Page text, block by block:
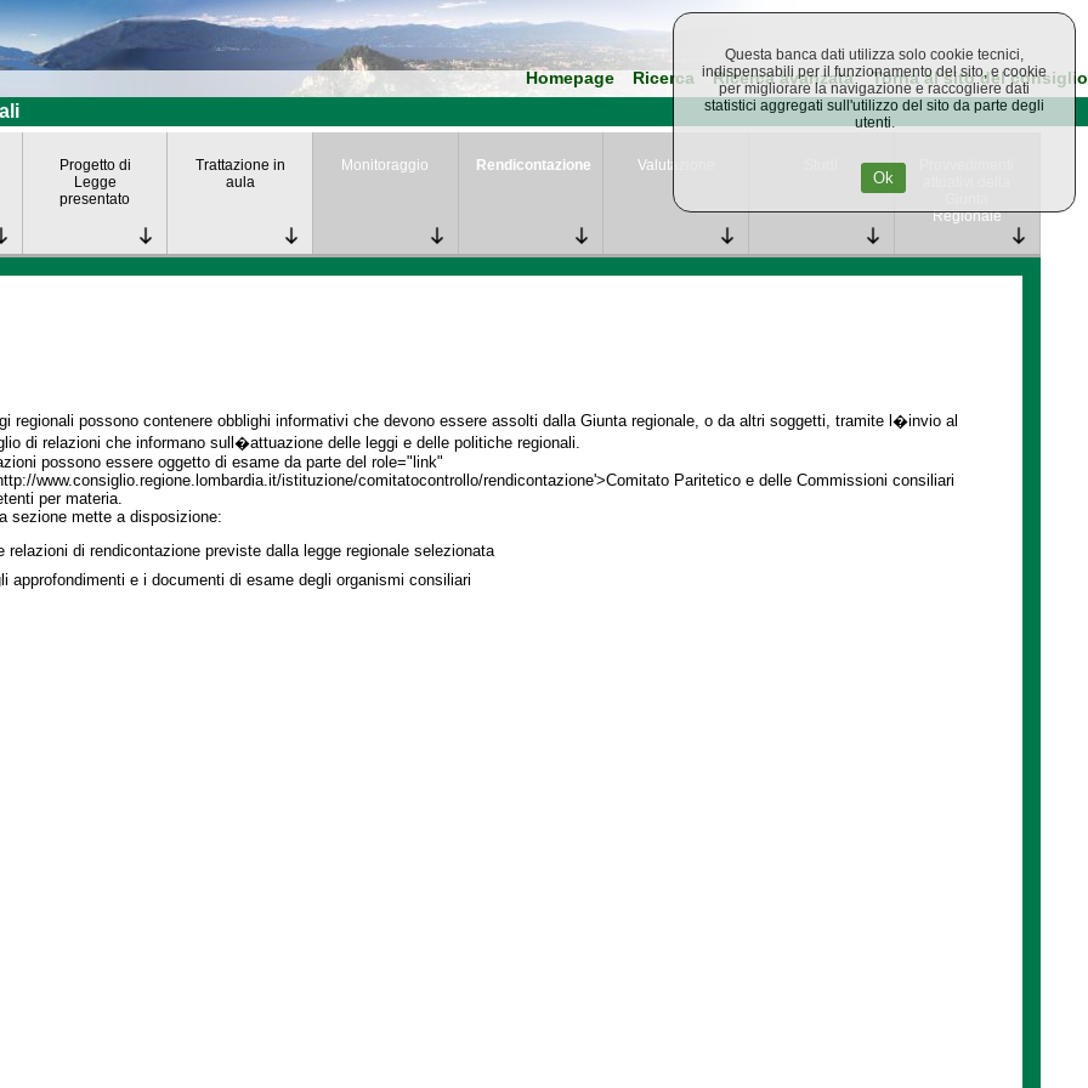
Homepage Ricerca Ricerca avanzata Torna al sito del consiglio
Progetto di
Legge
presentato
Trattazione in
aula
Monitoraggio Rendicontazione Valutazione
Regionale
regionali possono contenere obblighi informativi che devono essere assolti dalla Giunta regionale, o da altri soggetti, tramite l�invio al
di relazioni che informano sull�attuazione delle leggi e delle politiche regionali.
possono essere oggetto di esame da parte del role="link"
www.consiglio.regione.lombardia.it/istituzione/comitatocontrollo/rendicontazione'>Comitato Paritetico e delle Commissioni consiliari
per materia.
sezione mette a disposizione:
relazioni di rendicontazione previste dalla legge regionale selezionata
approfondimenti e i documenti di esame degli organismi consiliari
Questa banca dati utilizza solo cookie tecnici,
indispensabili per il funzionamento del sito, e cookie
per migliorare la navigazione e raccogliere dati
statistici aggregati sull'utilizzo del sito da parte degli
utenti.
Ok